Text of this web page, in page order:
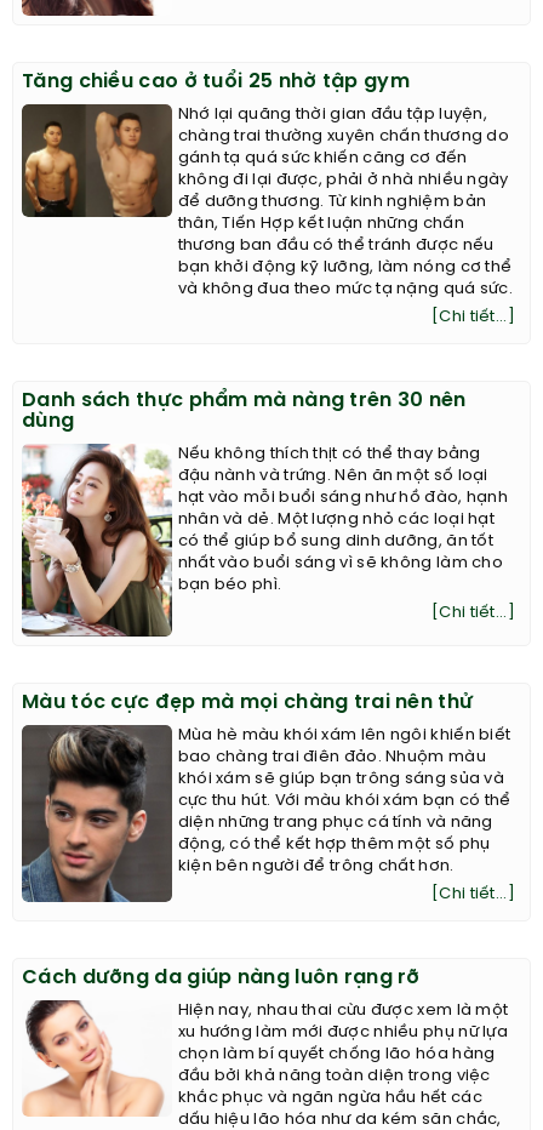
Tăng chiều cao ở tuổi 25 nhờ tập gym
Nhớ lại quãng thời gian đầu tập luyện,
chàng trai thường xuyên chấn thương do
gánh tạ quá sức khiến căng cơ đến
không đi lại được, phải ở nhà nhiều ngày
để dưỡng thương. Từ kinh nghiệm bản
thân, Tiến Hợp kết luận những chấn
thương ban đầu có thể tránh được nếu
bạn khởi động kỹ lưỡng, làm nóng cơ thể
và không đua theo mức tạ nặng quá sức.
[Chi tiết...]
Danh sách thực phẩm mà nàng trên 30 nên
dùng
Nếu không thích thịt có thể thay bằng
đậu nành và trứng. Nên ăn một số loại
hạt vào mỗi buổi sáng như hồ đào, hạnh
nhân và dẻ. Một lượng nhỏ các loại hạt
có thể giúp bổ sung dinh dưỡng, ăn tốt
nhất vào buổi sáng vì sẽ không làm cho
bạn béo phì.
[Chi tiết...]
Màu tóc cực đẹp mà mọi chàng trai nên thử
Mùa hè màu khói xám lên ngôi khiến biết
bao chàng trai điên đảo. Nhuộm màu
khói xám sẽ giúp bạn trông sáng sủa và
cực thu hút. Với màu khói xám bạn có thể
diện những trang phục cá tính và năng
động, có thể kết hợp thêm một số phụ
kiện bên người để trông chất hơn.
[Chi tiết...]
Cách dưỡng da giúp nàng luôn rạng rỡ
Hiện nay, nhau thai cừu được xem là một
xu hướng làm mới được nhiều phụ nữ lựa
chọn làm bí quyết chống lão hóa hàng
đầu bởi khả năng toàn diện trong việc
khắc phục và ngăn ngừa hầu hết các
dấu hiệu lão hóa như da kém săn chắc,